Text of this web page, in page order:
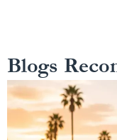
Blogs